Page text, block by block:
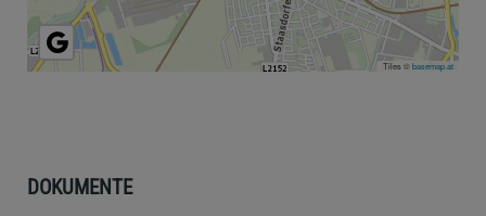
Tiles ©basemap.at
DOKUMENTE